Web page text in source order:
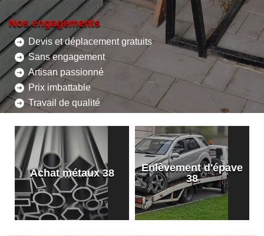
Nos engagements
Devis et déplacement gratuits
Sans engagement
Artisan passionné
Prix imbattable
Travail de qualité
Achat métaux 38
Enlèvement d'épave
38